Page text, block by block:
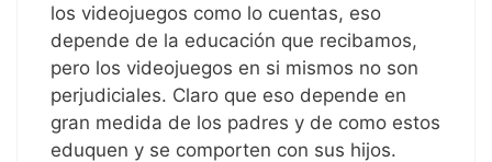
los videojuegos como lo cuentas, eso
depende de la educación que recibamos,
pero los videojuegos en si mismos no son
perjudiciales. Claro que eso depende en
gran medida de los padres y de como estos
eduquen y se comporten con sus hijos.